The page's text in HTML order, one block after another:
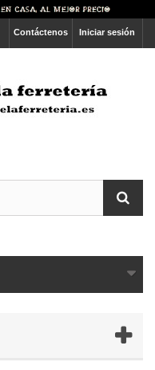
Iniciar sesión
Contáctenos